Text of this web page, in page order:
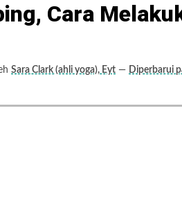
Cara
Sara Clark (ahli yoga), Eyt — Diperbarui